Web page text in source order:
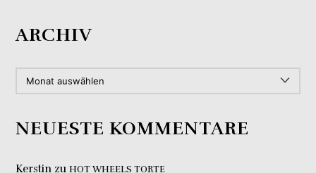
ARCHIV
NEUESTE KOMMENTARE
Kerstin zuHOT WHEELS TORTE